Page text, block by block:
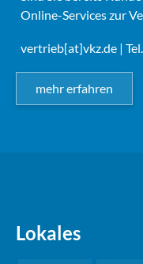
Online-Services zur
vertrieb[at]vkz.de |
mehr erfahren
Lokales